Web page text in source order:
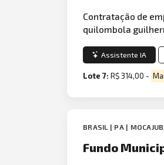
Contratação de
quilombola
Assistente IA
Lote 7:R$ 314,00 -
BRASIL | PA |
Fundo